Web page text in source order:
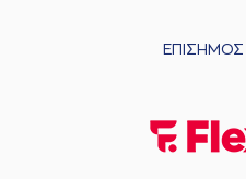
ΕΠΙΣΗΜΟΣ